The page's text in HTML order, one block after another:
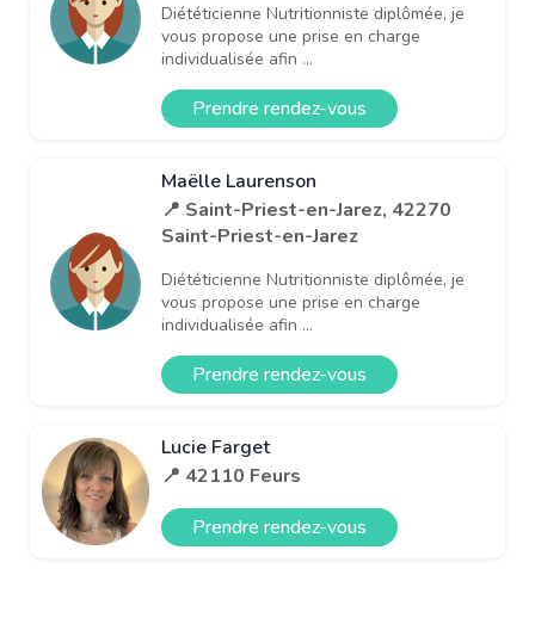
Diététicienne Nutritionniste diplômée, je
vous propose une prise en charge
individualisée afin ...
Prendre rendez-vous
Maëlle Laurenson
📍 Saint-Priest-en-Jarez, 42270
Saint-Priest-en-Jarez
Diététicienne Nutritionniste diplômée, je
vous propose une prise en charge
individualisée afin ...
Prendre rendez-vous
Lucie Farget
📍 42110 Feurs
Prendre rendez-vous